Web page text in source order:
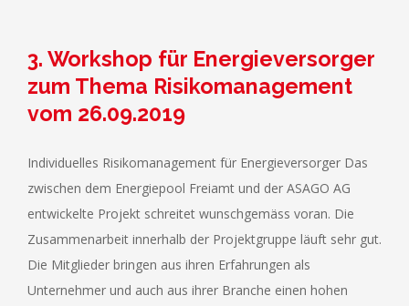
3. Workshop für Energieversorger
zum Thema Risikomanagement
vom 26.09.2019
Individuelles Risikomanagement für Energieversorger Das
zwischen dem Energiepool Freiamt und der ASAGO AG
entwickelte Projekt schreitet wunschgemäss voran. Die
Zusammenarbeit innerhalb der Projektgruppe läuft sehr gut.
Die Mitglieder bringen aus ihren Erfahrungen als
Unternehmer und auch aus ihrer Branche einen hohen